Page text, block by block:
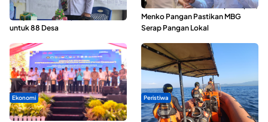
ABDESI Morotai Apresiasi
Penyaluran ADD Rp3,13 Miliar
untuk 88 Desa
SPPG di Maluku Utara Dipercepat,
Menko Pangan Pastikan MBG
Serap Pangan Lokal
Ekonomi
Seminar di Ternate, Mendes
Peristiwa
Dua Longboat Bertabrakan di